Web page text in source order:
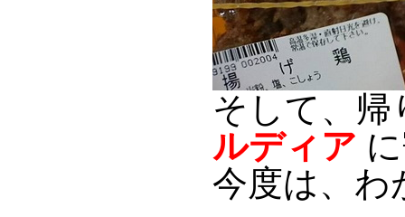
そして、
ルディア
今度は、わ